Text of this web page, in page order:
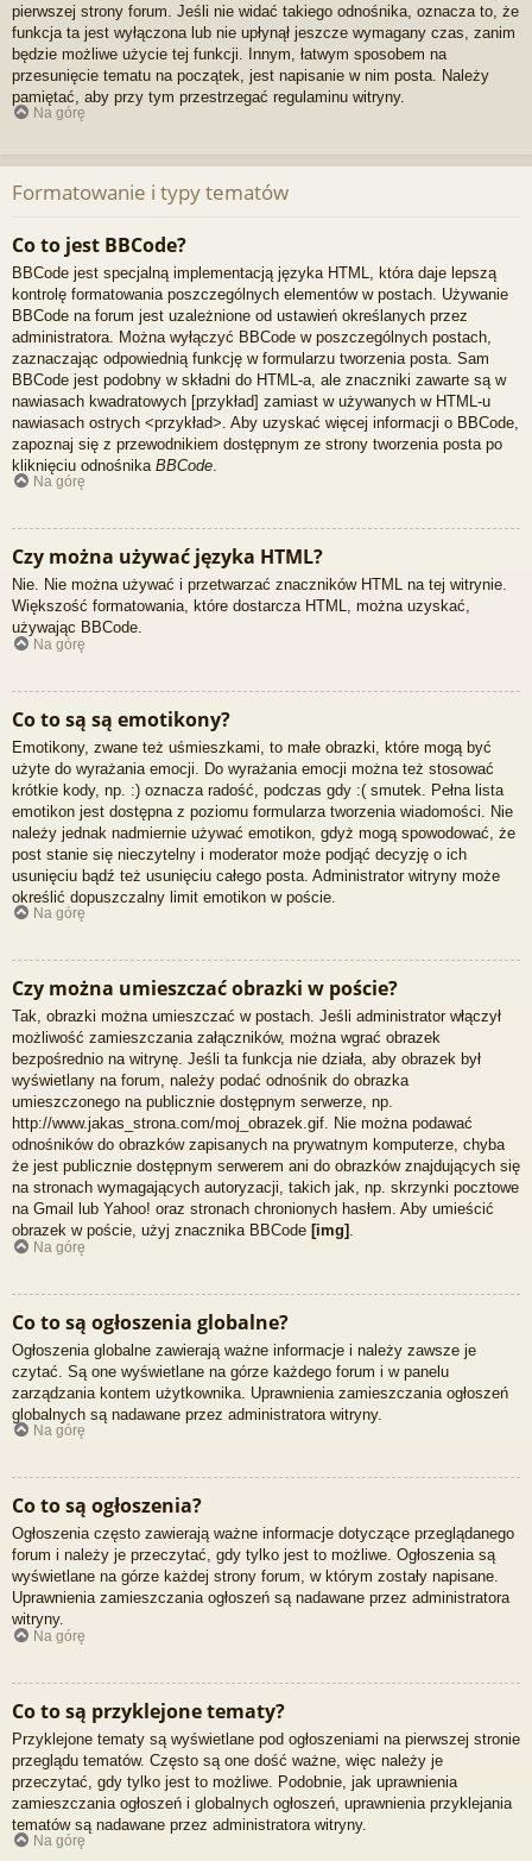
pierwszej strony forum. Jeśli nie widać takiego odnośnika, oznacza to, że
funkcja ta jest wyłączona lub nie upłynął jeszcze wymagany czas, zanim
będzie możliwe użycie tej funkcji. Innym, łatwym sposobem na
przesunięcie tematu na początek, jest napisanie w nim posta. Należy
pamiętać, aby przy tym przestrzegać regulaminu witryny.
Na górę
Formatowanie i typy tematów
Co to jest BBCode?
BBCode jest specjalną implementacją języka HTML, która daje lepszą
kontrolę formatowania poszczególnych elementów w postach. Używanie
BBCode na forum jest uzależnione od ustawień określanych przez
administratora. Można wyłączyć BBCode w poszczególnych postach,
zaznaczając odpowiednią funkcję w formularzu tworzenia posta. Sam
BBCode jest podobny w składni do HTML-a, ale znaczniki zawarte są w
nawiasach kwadratowych [przykład] zamiast w używanych w HTML-u
nawiasach ostrych <przykład>. Aby uzyskać więcej informacji o BBCode,
zapoznaj się z przewodnikiem dostępnym ze strony tworzenia posta po
kliknięciu odnośnika BBCode
Na górę
Czy można używać języka HTML?
Nie. Nie można używać i przetwarzać znaczników HTML na tej witrynie.
Większość formatowania, które dostarcza HTML, można uzyskać,
używając BBCode.
Na górę
Co to są są emotikony?
Emotikony, zwane też uśmieszkami, to małe obrazki, które mogą być
użyte do wyrażania emocji. Do wyrażania emocji można też stosować
krótkie kody, np. :) oznacza radość, podczas gdy :( smutek. Pełna lista
emotikon jest dostępna z poziomu formularza tworzenia wiadomości. Nie
należy jednak nadmiernie używać emotikon, gdyż mogą spowodować, że
post stanie się nieczytelny i moderator może podjąć decyzję o ich
usunięciu bądź też usunięciu całego posta. Administrator witryny może
określić dopuszczalny limit emotikon w poście.
Na górę
Czy można umieszczać obrazki w poście?
Tak, obrazki można umieszczać w postach. Jeśli administrator włączył
możliwość zamieszczania załączników, można wgrać obrazek
bezpośrednio na witrynę. Jeśli ta funkcja nie działa, aby obrazek był
wyświetlany na forum, należy podać odnośnik do obrazka
umieszczonego na publicznie dostępnym serwerze, np.
http://www.jakas_strona.com/moj_obrazek.gif. Nie można podawać
odnośników do obrazków zapisanych na prywatnym komputerze, chyba
że jest publicznie dostępnym serwerem ani do obrazków znajdujących się
na stronach wymagających autoryzacji, takich jak, np. skrzynki pocztowe
na Gmail lub Yahoo! oraz stronach chronionych hasłem. Aby umieścić
obrazek w poście, użyj znacznika BBCode [img] .
Na górę
Co to są ogłoszenia globalne?
Ogłoszenia globalne zawierają ważne informacje i należy zawsze je
czytać. Są one wyświetlane na górze każdego forum i w panelu
zarządzania kontem użytkownika. Uprawnienia zamieszczania ogłoszeń
globalnych są nadawane przez administratora witryny.
Na górę
Co to są ogłoszenia?
Ogłoszenia często zawierają ważne informacje dotyczące przeglądanego
forum i należy je przeczytać, gdy tylko jest to możliwe. Ogłoszenia są
wyświetlane na górze każdej strony forum, w którym zostały napisane.
Uprawnienia zamieszczania ogłoszeń są nadawane przez administratora
witryny.
Na górę
Co to są przyklejone tematy?
Przyklejone tematy są wyświetlane pod ogłoszeniami na pierwszej stronie
przeglądu tematów. Często są one dość ważne, więc należy je
przeczytać, gdy tylko jest to możliwe. Podobnie, jak uprawnienia
zamieszczania ogłoszeń i globalnych ogłoszeń, uprawnienia przyklejania
tematów są nadawane przez administratora witryny.
Na górę